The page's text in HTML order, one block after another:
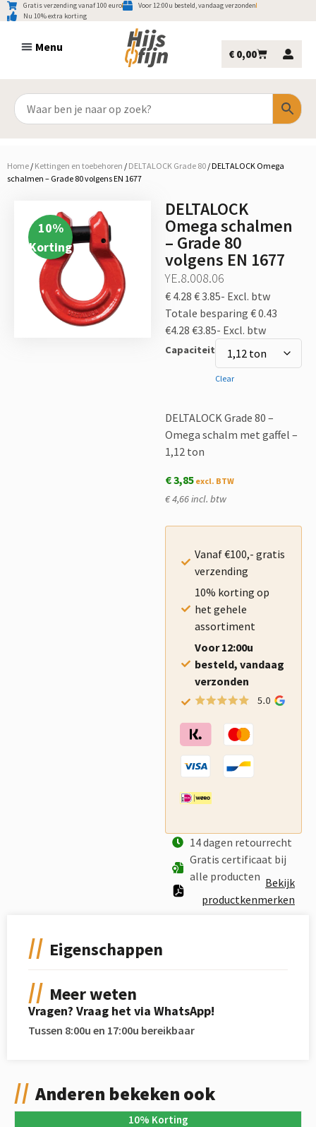
Gratis verzending vanaf 100 euro
Voor 12:00u besteld, vandaag verzonden
Nu 10% extra korting
€ 0,00
Home / Kettingen en toebehoren / DELTALOCK Grade 80 /DELTALOCK Omega
schalmen – Grade 80 volgens EN 1677
10%
Korting
DELTALOCK
Omega schalmen
– Grade 80
volgens EN 1677
YE.8.008.06
€ 4.28 € 3.85- Excl. btw
Totale besparing € 0.43
€4.28 €3.85- Excl. btw
Capaciteit
Clear
DELTALOCK Grade 80 –
Omega schalm met gaffel –
1,12 ton
€3,85
€ 4,66 incl. btw
Vanaf €100,- gratis
verzending
10% korting op
het gehele
assortiment
Voor 12:00u
besteld, vandaag
verzonden
14 dagen retourrecht
Gratis certificaat bij
alle producten Bekijk
productkenmerken
Eigenschappen
Meer weten
Vragen? Vraag het via WhatsApp!
Tussen 8:00u en 17:00u bereikbaar
Anderen bekeken ook
10% Korting